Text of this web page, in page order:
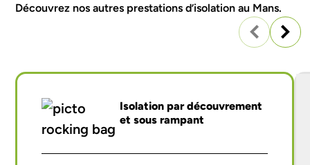
Découvrez nos autres prestations d’isolation au Mans.
Isolation par découvrement
et sous rampant